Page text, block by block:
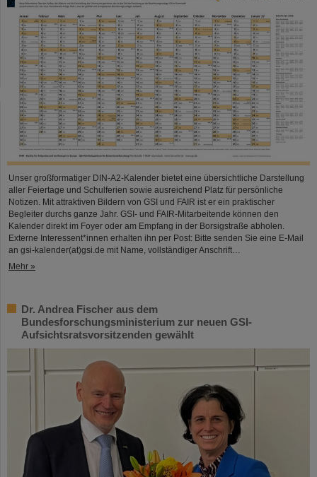
Unser großformatiger DIN-A2-Kalender bietet eine übersichtliche Darstellung
aller Feiertage und Schulferien sowie ausreichend Platz für persönliche
Notizen. Mit attraktiven Bildern von GSI und FAIR ist er ein praktischer
Begleiter durchs ganze Jahr. GSI- und FAIR-Mitarbeitende können den
Kalender direkt im Foyer oder am Empfang in der Borsigstraße abholen.
Externe Interessent*innen erhalten ihn per Post: Bitte senden Sie eine E-Mail
an gsi-kalender(at)gsi.de mit Name, vollständiger Anschrift…
Mehr »
Dr. Andrea Fischer aus dem
Bundesforschungsministerium zur neuen GSI-
Aufsichtsratsvorsitzenden gewählt